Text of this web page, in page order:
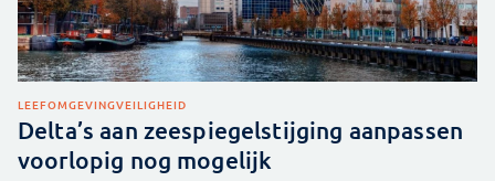
LEEFOMGEVINGVEILIGHEID
Delta’s aan zeespiegelstijging aanpassen
voorlopig nog mogelijk